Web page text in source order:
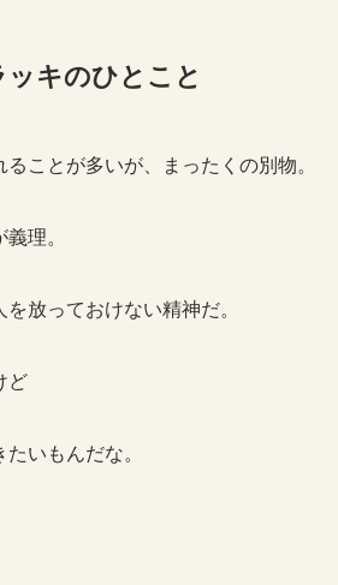
ッキのひとこと
ことが多いが、まったくの別物。
理。
放っておけない精神だ。
ど
いもんだな。